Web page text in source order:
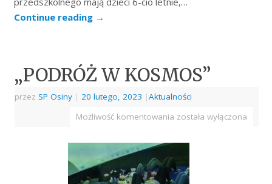
Continue reading →
„PODRÓŻ W KOSMOS”
przez SP Osiny | 20 lutego, 2023 |Aktualności
Możliwość komentowania została wyłączona